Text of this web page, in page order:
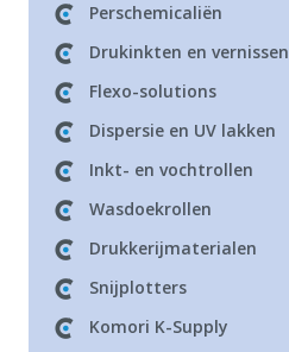
Perschemicaliën
Drukinkten en vernissen
Flexo-solutions
Dispersie en UV lakken
Inkt- en vochtrollen
Wasdoekrollen
Drukkerijmaterialen
Snijplotters
Komori K-Supply